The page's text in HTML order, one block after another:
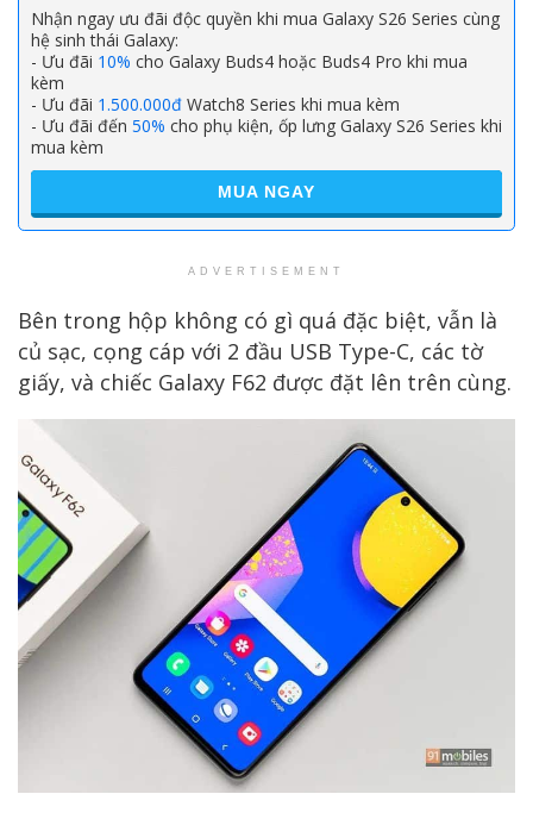
Nhận ngay ưu đãi độc quyền khi mua Galaxy S26 Series cùng
hệ sinh thái Galaxy:
- Ưu đãi 10% cho Galaxy Buds4 hoặc Buds4 Pro khi mua
kèm
- Ưu đãi 1.500.000đ Watch8 Series khi mua kèm
- Ưu đãi đến 50% cho phụ kiện, ốp lưng Galaxy S26 Series khi
mua kèm
MUA NGAY
ADVERTISEMENT
Bên trong hộp không có gì quá đặc biệt, vẫn là
củ sạc, cọng cáp với 2 đầu USB Type-C, các tờ
giấy, và chiếc Galaxy F62 được đặt lên trên cùng.